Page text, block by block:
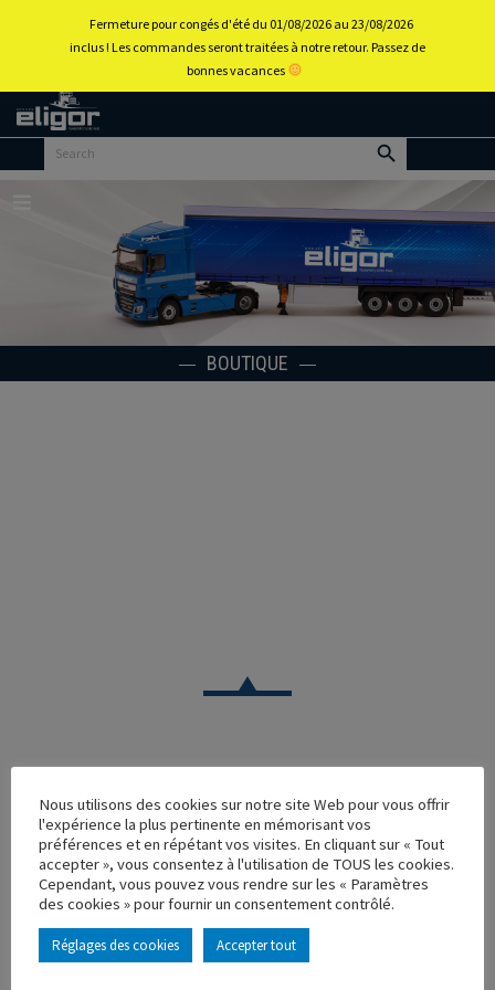
Retour
BOUTIQUE
CAMION
IVECO STRALIS HI WAY FOURGON NEGO TRANSPORTS
Réf. : 115076
Rupture de stock
Caractéristique principales :
Nous utilisons des cookies sur notre site Web pour vous offrir
l'expérience la plus pertinente en mémorisant vos
préférences et en répétant vos visites. En cliquant sur « Tout
accepter », vous consentez à l'utilisation de TOUS les cookies.
Cependant, vous pouvez vous rendre sur les « Paramètres
des cookies » pour fournir un consentement contrôlé.
Réglages des cookies Accepter tout
Fermeture pour congés d'été du 01/08/2026 au 23/08/2026
inclus ! Les commandes seront traitées à notre retour. Passez de
bonnes vacances